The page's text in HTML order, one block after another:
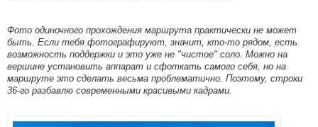
Фото одиночного прохождения маршрута практически не может
быть. Если тебя фотографируют, значит, кто-то рядом, есть
возможность поддержки и это уже не "чистое" соло. Можно на
вершине установить аппарат и сфоткать самого себя, но на
маршруте это сделать весьма проблематично. Поэтому, строки
36-го разбавлю современными красивыми кадрами.